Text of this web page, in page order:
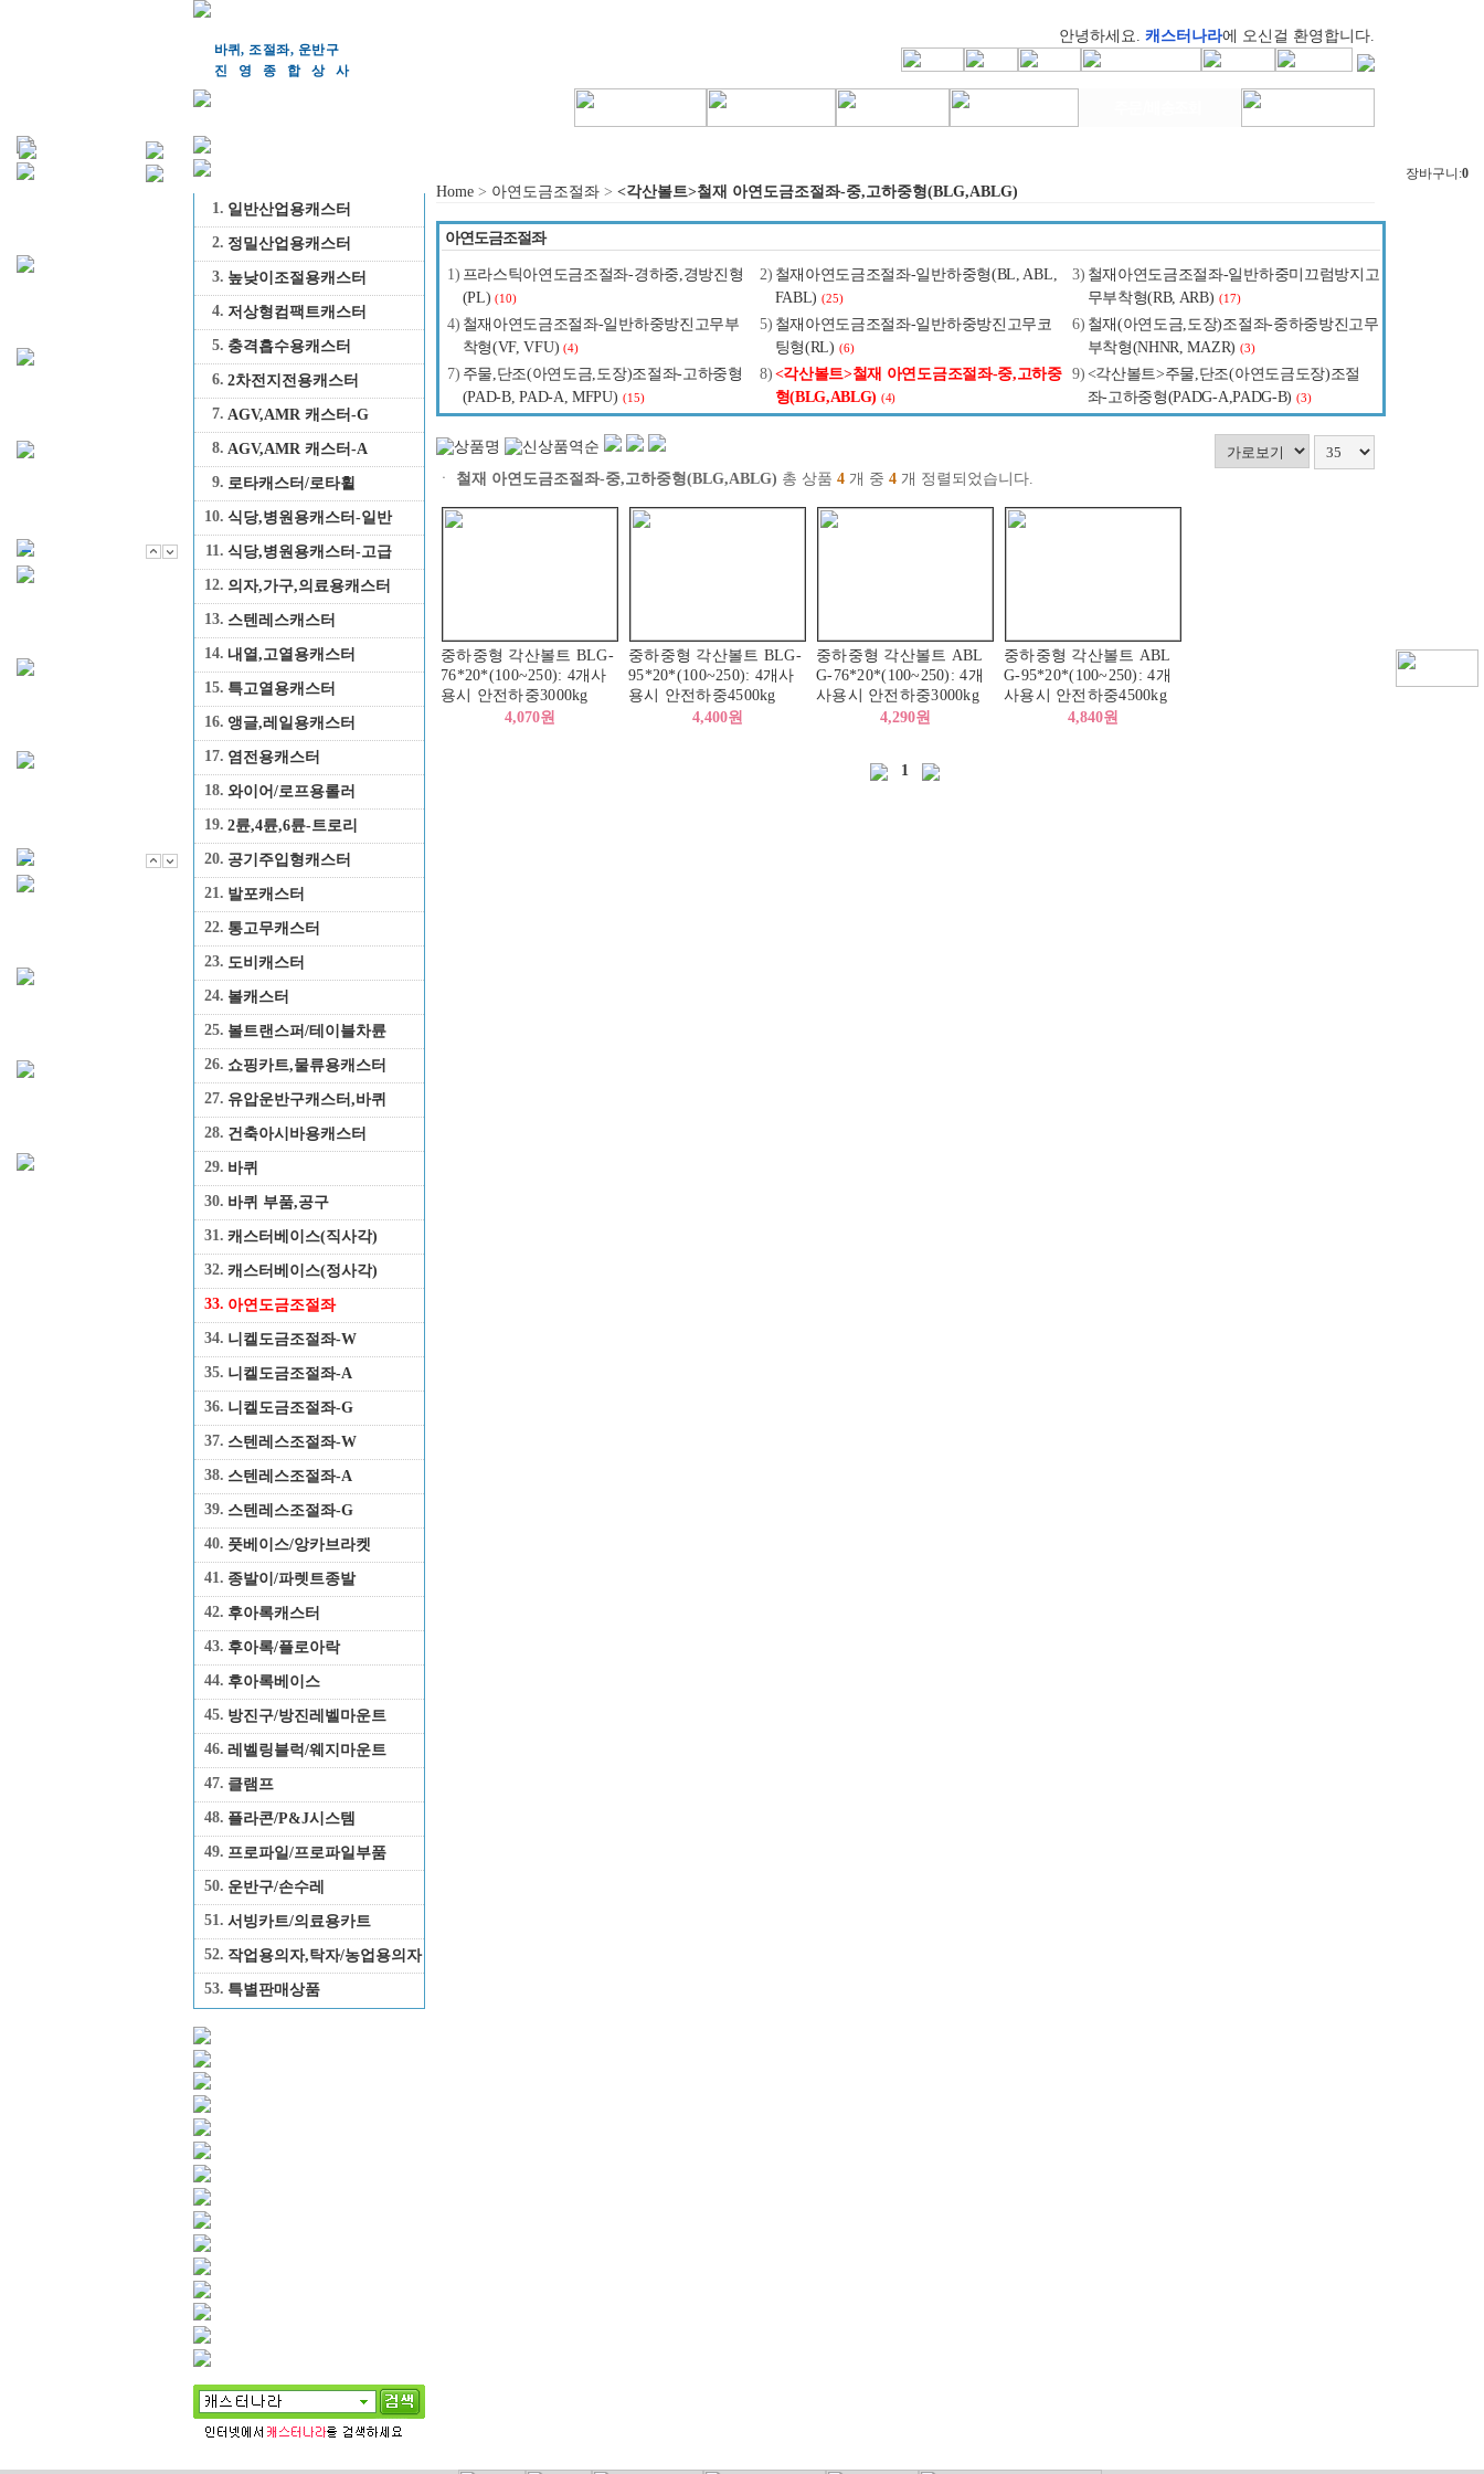
바퀴, 조절좌, 운반구
진영종합상 사
안녕하세요. 캐스터나라에 오신걸 환영합니다.
1. 일반산업용캐스터
2. 정밀산업용캐스터
3. 높낮이조절용캐스터
4. 저상형컴팩트캐스터
5. 충격흡수용캐스터
6. 2차전지전용캐스터
7. AGV,AMR 캐스터-G
8. AGV,AMR 캐스터-A
9. 로타캐스터/로타휠
10. 식당,병원용캐스터-일반
11. 식당,병원용캐스터-고급
12. 의자,가구,의료용캐스터
13. 스텐레스캐스터
14. 내열,고열용캐스터
15. 특고열용캐스터
16. 앵글,레일용캐스터
17. 염전용캐스터
18. 와이어/로프용롤러
19. 2륜,4륜,6륜-트로리
20. 공기주입형캐스터
21. 발포캐스터
22. 통고무캐스터
23. 도비캐스터
24. 볼캐스터
25. 볼트랜스퍼/테이블차륜
26. 쇼핑카트,물류용캐스터
27. 유압운반구캐스터,바퀴
28. 건축아시바용캐스터
29. 바퀴
30. 바퀴 부품,공구
31. 캐스터베이스(직사각)
32. 캐스터베이스(정사각)
33. 아연도금조절좌
34. 니켈도금조절좌-W
35. 니켈도금조절좌-A
36. 니켈도금조절좌-G
37. 스텐레스조절좌-W
38. 스텐레스조절좌-A
39. 스텐레스조절좌-G
40. 풋베이스/앙카브라켓
41. 종발이/파렛트종발
42. 후아록캐스터
43. 후아록/플로아락
44. 후아록베이스
45. 방진구/방진레벨마운트
46. 레벨링블럭/웨지마운트
47. 클램프
48. 플라콘/P&J시스템
49. 프로파일/프로파일부품
50. 운반구/손수레
51. 서빙카트/의료용카트
52. 작업용의자,탁자/농업용의자
53. 특별판매상품
Home> 아연도금조절좌> <각산볼트>철재 아연도금조절좌-중,고하중형(BLG,ABLG)
아연도금조절좌
1) 프라스틱아연도금조절좌-경하중,경방진형
(PL) (10)
2) 철재아연도금조절좌-일반하중형(BL, ABL,
FABL) (25)
3) 철재아연도금조절좌-일반하중미끄럼방지고
무부착형(RB, ARB) (17)
4) 철재아연도금조절좌-일반하중방진고무부
착형(VF, VFU) (4)
5) 철재아연도금조절좌-일반하중방진고무코
팅형(RL) (6)
6) 철재(아연도금,도장)조절좌-중하중방진고무
부착형(NHNR, MAZR) (3)
7) 주물,단조(아연도금,도장)조절좌-고하중형
(PAD-B, PAD-A, MFPU) (15)
8) <각산볼트>철재 아연도금조절좌-중,고하중
형(BLG,ABLG) (4)
9) <각산볼트>주물,단조(아연도금도장)조절
좌-고하중형(PADG-A,PADG-B) (3)
ㆍ 철재 아연도금조절좌-중,고하중형(BLG,ABLG) 총 상품 4개 중 4개 정렬되었습니다.
중하중형 각산볼트 BLG-
76*20*(100~250): 4개사
용시 안전하중3000kg
4,070원
중하중형 각산볼트 BLG-
95*20*(100~250): 4개사
용시 안전하중4500kg
4,400원
중하중형 각산볼트 ABL
G-76*20*(100~250): 4개
사용시 안전하중3000kg
4,290원
중하중형 각산볼트 ABL
G-95*20*(100~250): 4개
사용시 안전하중4500kg
4,840원
1
장바구니:0